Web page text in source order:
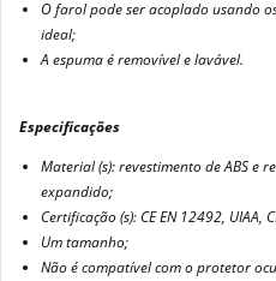
O farol pode ser acoplado usando
ideal;
A espuma é removível e lavável.
Especificações
Material (s): revestimento de ABS e
expandido;
Certificação (s): CE EN 12492, UIAA,
Um tamanho;
Não é compatível com o protetor